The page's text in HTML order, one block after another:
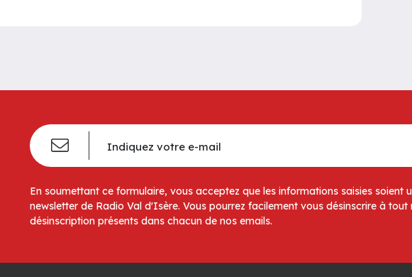
En soumettant ce formulaire, vous acceptez que les informations saisies soient
newsletter de Radio Val d'Isère. Vous pourrez facilement vous désinscrire à tout
désinscription présents dans chacun de nos emails.